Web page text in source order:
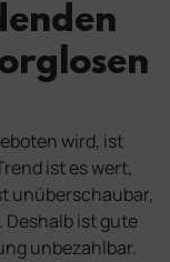
wird, ist
ist es wert,
unüberschaubar,
Deshalb ist gute
unbezahlbar.